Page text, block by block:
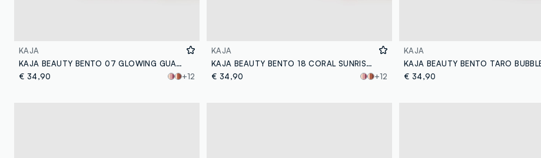
KAJA
KAJA BEAUTY BENTO 07 GLOWING GUAVA - make-up coreano
€ 34,90
+12
KAJA
KAJA BEAUTY BENTO 18 CORAL SUNRISE - make-up coreano
€ 34,90
+12
KAJA
€ 34,90